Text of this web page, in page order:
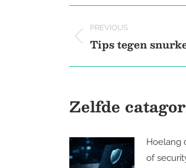
Post
navigation
PREVIOUS
Previous
Tips tegen
Zelfde
Hoelang
of